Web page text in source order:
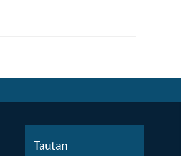
Tautan